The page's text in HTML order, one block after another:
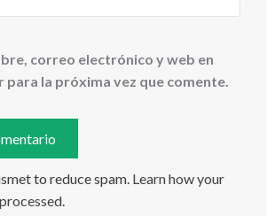
correo electrónico y web en
para la próxima vez que comente.
to reduce spam. Learn how your
.